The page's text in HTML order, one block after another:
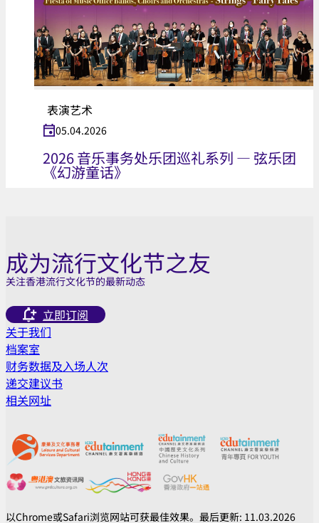
表演艺术
05.04.2026
2026 音乐事务处乐团巡礼系列 — 弦乐团
《幻游童话》
成为流行文化节之友
关注香港流行文化节的最新动态
立即订阅
关于我们
档案室
财务数据及入场人次
递交建议书
相关网址
以Chrome或Safari浏览网站可获最佳效果。最后更新: 11.03.2026